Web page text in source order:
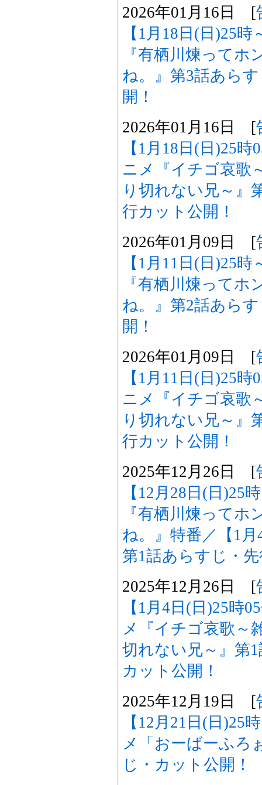
2026年01月16日 [
【1月18日(日)25
『有栖川煉ってホ
ね。』第3話あら
開！
2026年01月16日 [
【1月18日(日)25
ニメ『イチゴ哀歌
り切れない兄～
行カット公開！
2026年01月09日 [
【1月11日(日)25
『有栖川煉ってホ
ね。』第2話あら
開！
2026年01月09日 [
【1月11日(日)25
ニメ『イチゴ哀歌
り切れない兄～
行カット公開！
2025年12月26日 [
【12月28日(日)25
『有栖川煉ってホ
ね。』特番／【1
第1話あらすじ・
2025年12月26日 [
【1月4日(日)25時
メ『イチゴ哀歌～
切れない兄～』第
カット公開！
2025年12月19日 [
【12月21日(日)25
メ「おーばーふろ
じ・カット公開！